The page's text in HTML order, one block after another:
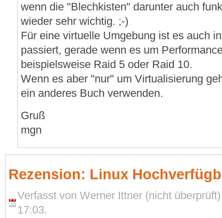
wenn die "Blechkisten" darunter auch
wieder sehr wichtig. ;-)
Für eine virtuelle Umgebung ist es auch
passiert, gerade wenn es um
beispielsweise Raid 5 oder Raid 10.
Wenn es aber "nur" um Virtualisierung
ein anderes Buch verwenden.
Gruß
mgn
Rezension: Linux
Verfasst von Werner Ittner (nicht
17:03.